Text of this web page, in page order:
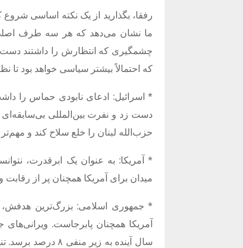
رفقا، بگذارید از یک نکته اساسی شروع
ما نشان می‌دهد که هر سه طرف اصلی
چشمگیری که انتظارش را داشتند دست
که احتمالاً بیشتر سیاسی خواهد بود تا
* اسرائیل:
ادعای نابودی حماس را
دست زد و نفرت بین‌المللی بی‌سابقه‌ای
حزب‌الله لبنان را خلع سلاح کند و
* آمریکا: به عنوان یک ابرقدرت،
میدان برای آمریکا همچنان پر از رقابت
* جمهوری اسلامی: بزرگ‌ترین
آمریکا همچنان پابرجاست.
سال آینده به زیر منفی ۸ درصد برسد
.